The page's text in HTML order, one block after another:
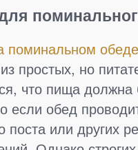
поминальном обеде
простых, но
что пища должна
если обед
поста или других